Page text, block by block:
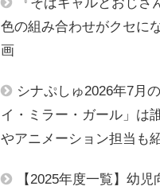
色の組み合わせがクセに
画
シナぷしゅ2026年7月
イ・ミラー・ガール」は
やアニメーション担当も
【2025年度一覧】幼